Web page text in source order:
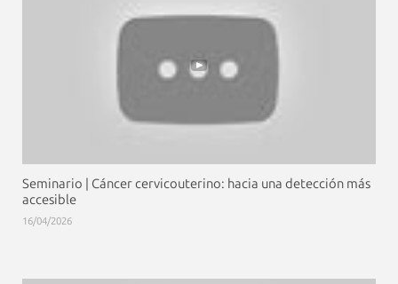
Seminario | Cáncer cervicouterino: hacia una detección más
accesible
16/04/2026